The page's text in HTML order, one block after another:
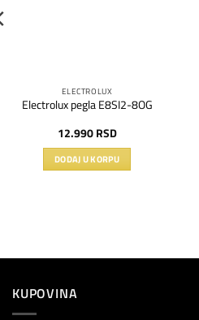
ELECTROLUX
Electrolux pegla E8SI2-8OG
12.990 RSD
DODAJ U KORPU
KUPOVINA